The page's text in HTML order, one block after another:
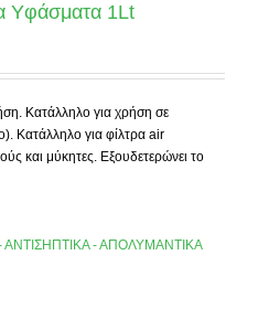
Yφάσματα 1Lt
Κατάλληλο για χρήση σε
Κατάλληλο για φίλτρα air
και μύκητες. Εξουδετερώνει το
ΑΝΤΙΣΗΠΤΙΚΑ - ΑΠΟΛΥΜΑΝΤΙΚΑ